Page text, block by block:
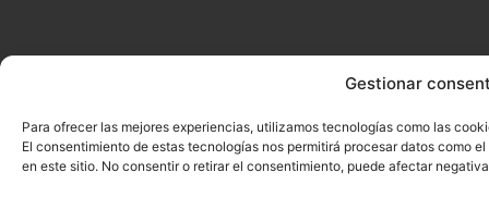
Gestionar
Para ofrecer las mejores experiencias, utilizamos tecnologías como las
El consentimiento de estas tecnologías nos permitirá procesar datos como
en este sitio. No consentir o retirar el consentimiento, puede afectar